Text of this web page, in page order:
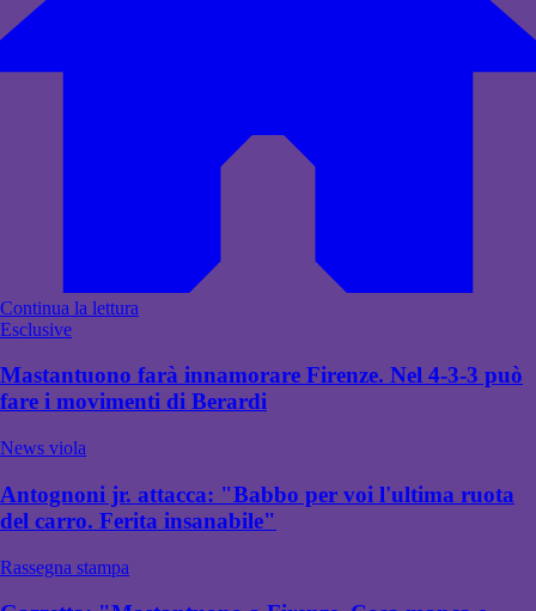
Continua la lettura
Esclusive
Mastantuono farà innamorare Firenze. Nel 4-3-3 può
fare i movimenti di Berardi
News viola
Antognoni jr. attacca: "Babbo per voi l'ultima ruota
del carro. Ferita insanabile"
Rassegna stampa